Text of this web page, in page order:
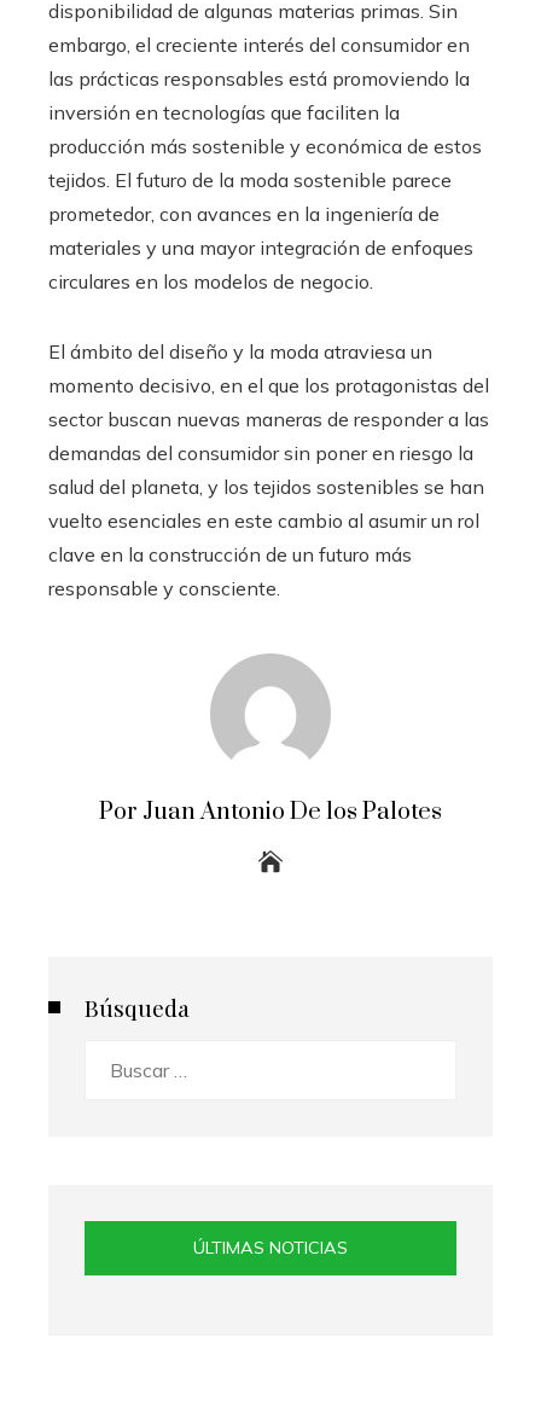
disponibilidad de algunas materias primas. Sin
embargo, el creciente interés del consumidor en
las prácticas responsables está promoviendo la
inversión en tecnologías que faciliten la
producción más sostenible y económica de estos
tejidos. El futuro de la moda sostenible parece
prometedor, con avances en la ingeniería de
materiales y una mayor integración de enfoques
circulares en los modelos de negocio.
El ámbito del diseño y la moda atraviesa un
momento decisivo, en el que los protagonistas del
sector buscan nuevas maneras de responder a las
demandas del consumidor sin poner en riesgo la
salud del planeta, y los tejidos sostenibles se han
vuelto esenciales en este cambio al asumir un rol
clave en la construcción de un futuro más
responsable y consciente.
Por Juan Antonio De los Palotes
Búsqueda
ÚLTIMAS NOTICIAS